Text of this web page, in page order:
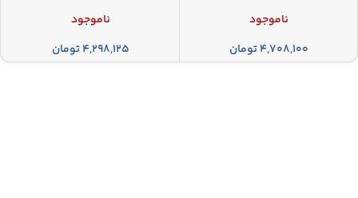
ناموجود
۴,۷۰۸,۱۰۰ تومان
ناموجود
۴,۲۹۸,۱۲۵ تومان